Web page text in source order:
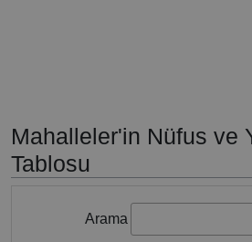
Mahalleler'in Nüfus ve
Tablosu
Arama